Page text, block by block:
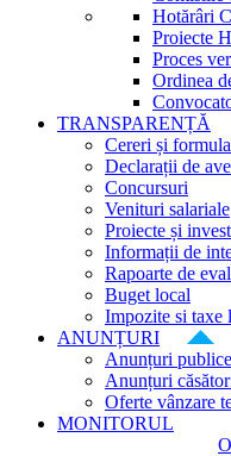
Hotărâri
Proiecte
Proces
Ordinea
TRANSPARENȚĂ
Cereri și
Declarații de
Concursuri
Venituri salariale
Proiecte și
Informații de
Rapoarte de
Buget local
Impozite si taxe
ANUNȚURI
Anunțuri publice
Anunțuri
Oferte vânzare
MONITORUL